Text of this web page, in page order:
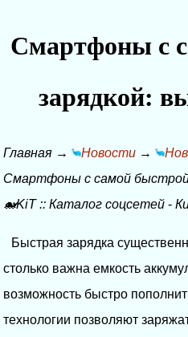
Смартфоны с
зарядкой:
Главная → Новости →
Смартфоны с самой быстрой
🐋KiT:: Каталог соцсетей -
Быстрая зарядка
столько важна емкость
возможность быстро
технологии позволяют